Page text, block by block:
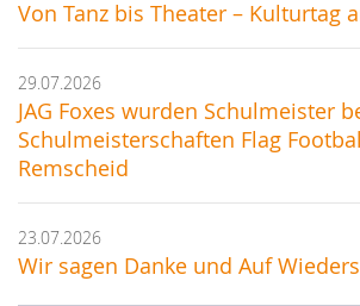
Von Tanz bis Theater – Kulturtag
29.07.2026
JAG Foxes wurden Schulmeister
Schulmeisterschaften Flag
Remscheid
23.07.2026
Wir sagen Danke und Auf